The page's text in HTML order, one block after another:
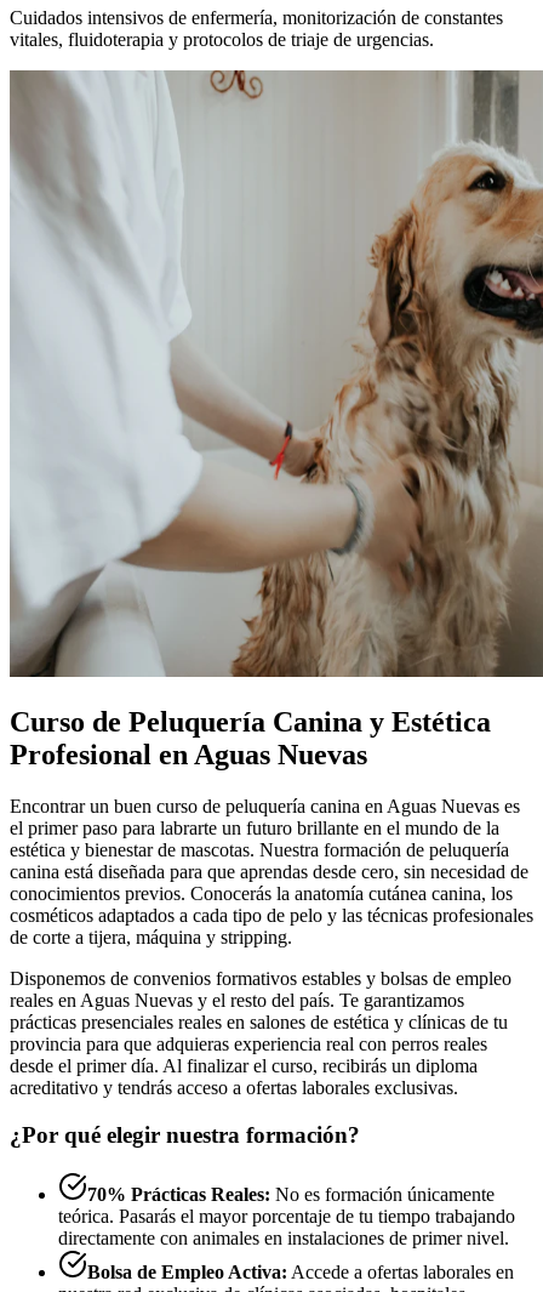
Cuidados intensivos de enfermería, monitorización de constantes
vitales, fluidoterapia y protocolos de triaje de urgencias.
Curso de Peluquería Canina y Estética
Profesional en Aguas Nuevas
Encontrar un buen curso de peluquería canina en Aguas Nuevas es
el primer paso para labrarte un futuro brillante en el mundo de la
estética y bienestar de mascotas. Nuestra formación de peluquería
canina está diseñada para que aprendas desde cero, sin necesidad de
conocimientos previos. Conocerás la anatomía cutánea canina, los
cosméticos adaptados a cada tipo de pelo y las técnicas profesionales
de corte a tijera, máquina y stripping.
Disponemos de convenios formativos estables y bolsas de empleo
reales en Aguas Nuevas y el resto del país. Te garantizamos
prácticas presenciales reales en salones de estética y clínicas de tu
provincia para que adquieras experiencia real con perros reales
desde el primer día. Al finalizar el curso, recibirás un diploma
acreditativo y tendrás acceso a ofertas laborales exclusivas.
¿Por qué elegir nuestra formación?
70% Prácticas Reales: No es formación únicamente
teórica. Pasarás el mayor porcentaje de tu tiempo trabajando
directamente con animales en instalaciones de primer nivel.
Bolsa de Empleo Activa: Accede a ofertas laborales en